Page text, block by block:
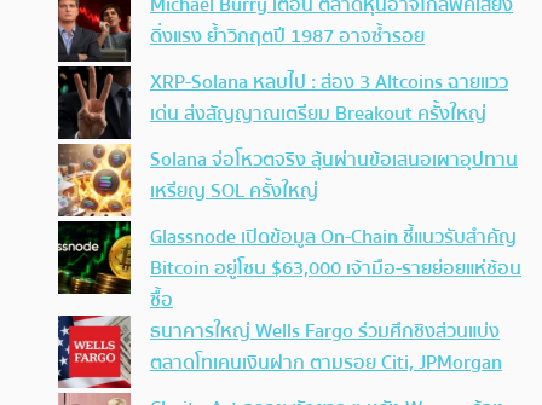
ดิ่งแรง ย้ำวิกฤตปี 1987 อาจซ้ำรอย
XRP-Solana หลบไป : ส่อง 3 Altcoins ฉายแวว
เด่น ส่งสัญญาณเตรียม Breakout ครั้งใหญ่
Solana จ่อโหวตจริง ลุ้นผ่านข้อเสนอเผาอุปทาน
เหรียญ SOL ครั้งใหญ่
Glassnode เปิดข้อมูล On-Chain ชี้แนวรับสำคัญ
Bitcoin อยู่โซน $63,000 เจ้ามือ-รายย่อยแห่ช้อน
ซื้อ
ธนาคารใหญ่ Wells Fargo ร่วมศึกชิงส่วนแบ่ง
ตลาดโทเคนเงินฝาก ตามรอย Citi, JPMorgan